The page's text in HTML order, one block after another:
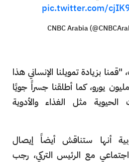
pic.twitter.com/
بزيادة تمويلنا الإنساني هذا
العام إلى أكثر من 160 مليون يورو، كما أطلقنا جسراً جويًا
الحيوية مثل الغذاء والأدوية
أنها ستناقش أيضاً إيصال
اجتماعي مع الرئيس التركي، رجب